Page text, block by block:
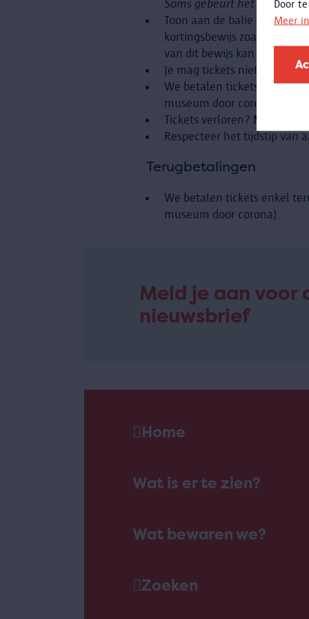
Door
Meer
Soms gebeurt het dat je
Toon aan de balie van het
kortingsbewijs zoals
van dit bewijs kan je het
Je mag tickets niet
We betalen tickets enkel
museum door corona).
Tickets verloren? Neem
Respecteer het tijdstip van
Terugbetalingen
We betalen tickets enkel
museum door corona).
Meld je aan voor
nieuwsbrief
Home
Wat is er te zien?
Wat bewaren we?
Zoeken